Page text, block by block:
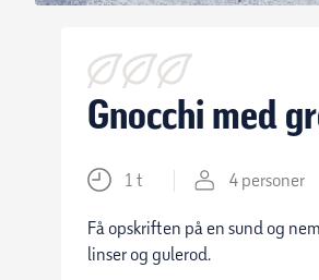
Gnocchi med
1 t 4 personer
Få opskriften på en sund og
linser og gulerod.